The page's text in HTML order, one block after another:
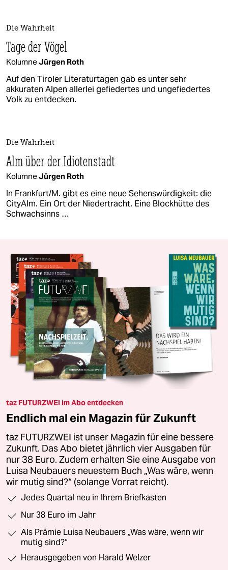
Die Wahrheit
Tage der Vögel
KolumneJürgen Roth
Auf den Tiroler Literaturtagen gab es unter sehr
akkuraten Alpen allerlei gefiedertes und ungefiedertes
Volk zu entdecken.
Die Wahrheit
Alm über der Idiotenstadt
KolumneJürgen Roth
In Frankfurt/M. gibt es eine neue Sehenswürdigkeit: die
CityAlm. Ein Ort der Niedertracht. Eine Blockhütte des
Schwachsinns …
taz FUTURZWEI im Abo entdecken
Endlich mal ein Magazin für Zukunft
taz FUTURZWEI ist unser Magazin für eine bessere
Zukunft. Das Abo bietet jährlich vier Ausgaben für
nur 38 Euro. Zudem erhalten Sie eine Ausgabe von
Luisa Neubauers neuestem Buch „Was wäre, wenn
wir mutig sind?“ (solange Vorrat reicht).
Jedes Quartal neu in Ihrem Briefkasten
Nur 38 Euro im Jahr
Als Prämie Luisa Neubauers „Was wäre, wenn wir
mutig sind?“
Herausgegeben von Harald Welzer